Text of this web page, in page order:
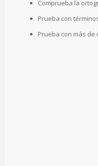
Comprueba la
Prueba con
Prueba con más